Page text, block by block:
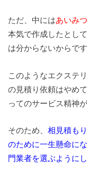
ただ、中にはあいみ
本気で作成したとし
は分からないからです
このようなエクステ
の見積り依頼はやめ
ってのサービス精神
そのため、相見積も
のために一生懸命に
門業者を選ぶように